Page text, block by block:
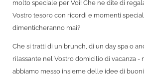
molto speciale per Voi! Che ne dite di
Vostro tesoro con ricordi e momenti
dimenticheranno mai?
Che si tratti di un brunch, di un day spa o
rilassante nel Vostro domicilio di vacanza -
abbiamo messo insieme delle idee di